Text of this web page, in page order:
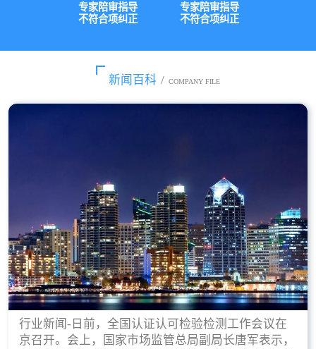
专家陪审指导
不符合项纠正
专家陪审指导
不符合项纠正
新闻百科 / COMPANY FILE
行业新闻-日前，全国认证认可检验检测工作会议在
京召开。会上，国家市场监管总局副局长唐军表示，